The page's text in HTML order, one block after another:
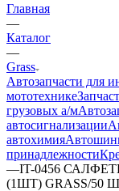
Главная
—
Каталог
—
Grass
Автозапчасти для
мототехнике
грузовых а/м
автосигнализации
автохимия
принадлежности
—IT-0456
(1ШТ) GRASS/50